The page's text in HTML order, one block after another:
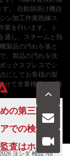
。 自動袋掛け機自
ン加工作業熟練ス
業を行います。 ト
通し、スチームと熱
製品の汚れを落と
、製品の汚れを洗
ックスプレスでシ
にしてお客様の製
せて全量検品、抜取
の第三方検
での検針と
査はホーチ
ヨシダ 検品All